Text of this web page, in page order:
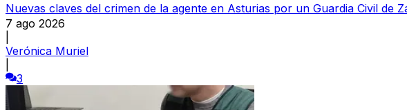
Nuevas claves del crimen de la agente en Asturias por un Guardia Civil de
7 ago 2026
Verónica Muriel
3